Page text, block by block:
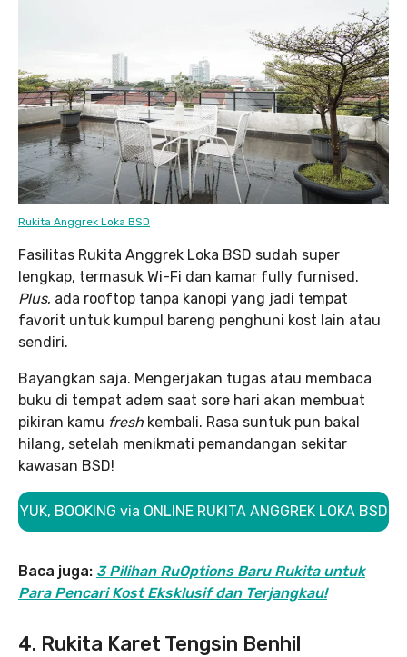
Rukita Anggrek Loka BSD
Fasilitas Rukita Anggrek Loka BSD sudah super
lengkap, termasuk Wi-Fi dan kamar fully furnised.
Plus, ada rooftop tanpa kanopi yang jadi tempat
favorit untuk kumpul bareng penghuni kost lain atau
sendiri.
Bayangkan saja. Mengerjakan tugas atau membaca
buku di tempat adem saat sore hari akan membuat
pikiran kamu fresh kembali. Rasa suntuk pun bakal
hilang, setelah menikmati pemandangan sekitar
kawasan BSD!
YUK, BOOKING via ONLINE RUKITA ANGGREK LOKA BSD
Baca juga: 3 Pilihan RuOptions Baru Rukita untuk
Para Pencari Kost Eksklusif dan Terjangkau!
4. Rukita Karet Tengsin Benhil